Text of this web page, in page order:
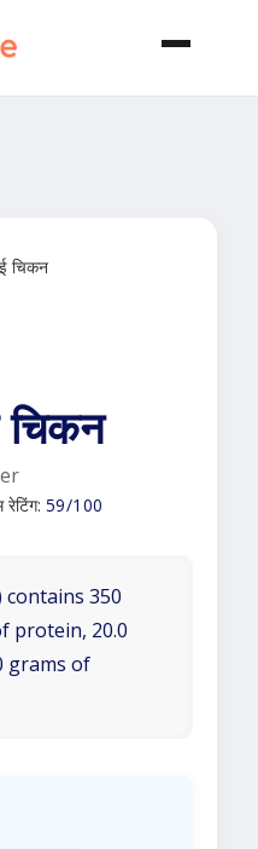
चिकन
59/100
contains 350
protein, 20.0
grams of